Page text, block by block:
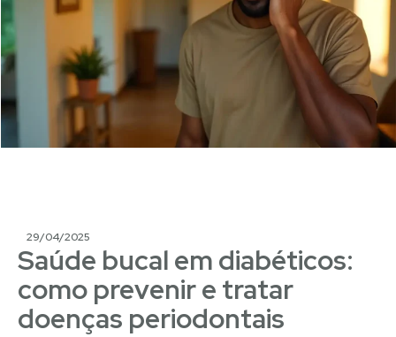
29/04/2025
Saúde bucal em diabéticos:
como prevenir e tratar
doenças periodontais